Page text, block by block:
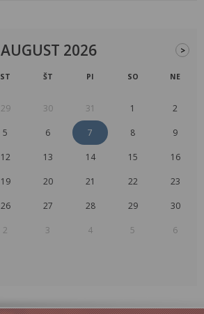
AUGUST 2026 >
ST ŠT PI SO NE
29 30 31 1 2
5 6 7 8 9
12 13 14 15 16
19 20 21 22 23
26 27 28 29 30
2 3 4 5 6